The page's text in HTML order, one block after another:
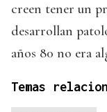
creen tener un
desarrollan
años 80 no era
Temas